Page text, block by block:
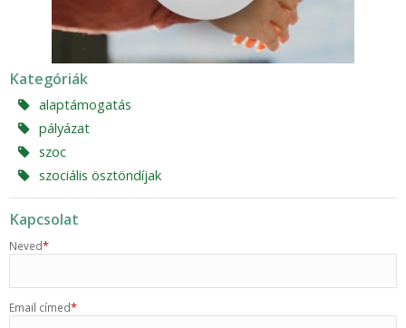
Kategóriák
alaptámogatás
pályázat
szoc
szociális ösztöndíjak
Kapcsolat
Neved*
Email címed*